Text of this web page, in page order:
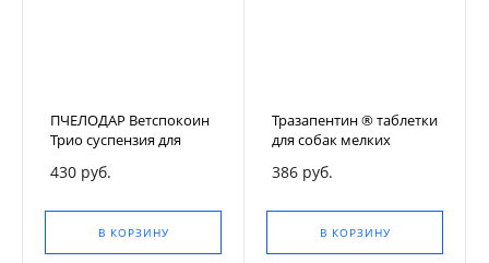
ПЧЕЛОДАР Ветспокоин
Трио суспензия для
пород, 25 мл
430 руб.
В КОРЗИНУ
Тразапентин ® таблетки
для собак мелких
386 руб.
В КОРЗИНУ